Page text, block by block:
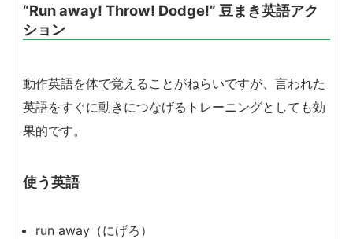
“Run away! Throw! Dodge!” 豆まき英語アク
ション
動作英語を体で覚えることがねらいですが、言われた
英語をすぐに動きにつなげるトレーニングとしても効
果的です。
使う英語
run away（にげろ）